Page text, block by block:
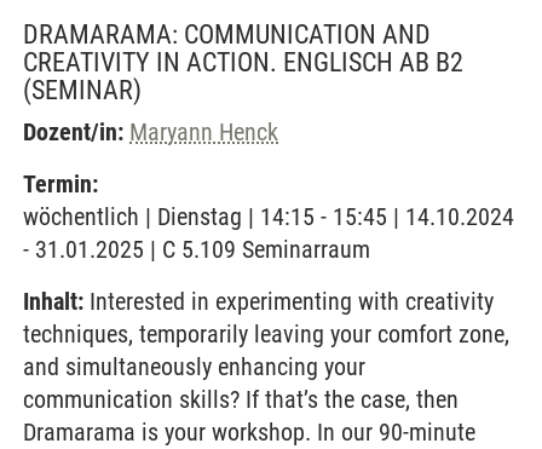
DRAMARAMA: COMMUNICATION AND
CREATIVITY IN ACTION. ENGLISCH AB B2
(SEMINAR)
Dozent/in: Maryann Henck
Termin:
wöchentlich | Dienstag | 14:15 - 15:45 | 14.10.2024
- 31.01.2025 | C 5.109 Seminarraum
Inhalt: Interested in experimenting with creativity
techniques, temporarily leaving your comfort zone,
and simultaneously enhancing your
communication skills? If that’s the case, then
Dramarama is your workshop. In our 90-minute